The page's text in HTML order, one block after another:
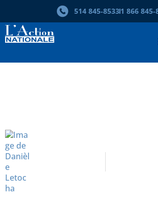
514 845‑85331 866